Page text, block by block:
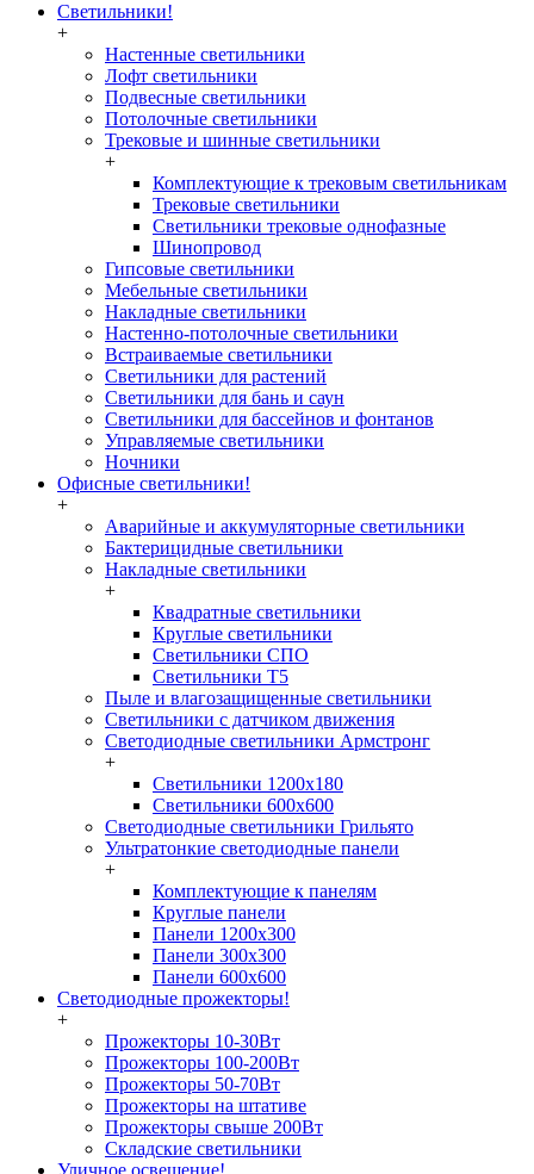
Светильники!
+
Настенные светильники
Лофт светильники
Подвесные светильники
Потолочные светильники
Трековые и шинные светильники
+
Комплектующие к трековым светильникам
Трековые светильники
Светильники трековые однофазные
Шинопровод
Гипсовые светильники
Мебельные светильники
Накладные светильники
Настенно-потолочные светильники
Встраиваемые светильники
Светильники для растений
Светильники для бань и саун
Светильники для бассейнов и фонтанов
Управляемые светильники
Ночники
Офисные светильники!
+
Аварийные и аккумуляторные светильники
Бактерицидные светильники
Накладные светильники
+
Квадратные светильники
Круглые светильники
Светильники СПО
Светильники Т5
Пыле и влагозащищенные светильники
Светильники с датчиком движения
Светодиодные светильники Армстронг
+
Светильники 1200х180
Светильники 600х600
Светодиодные светильники Грильято
Ультратонкие светодиодные панели
+
Комплектующие к панелям
Круглые панели
Панели 1200х300
Панели 300х300
Панели 600х600
Светодиодные прожекторы!
+
Прожекторы 10-30Вт
Прожекторы 100-200Вт
Прожекторы 50-70Вт
Прожекторы на штативе
Прожекторы свыше 200Вт
Складские светильники
Уличное освещение!